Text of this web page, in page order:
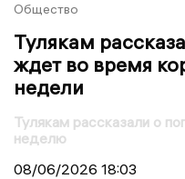
Общество
Тулякам
ждет во время
недели
Тулякам рассказали о
неделю
08/06/2026 18:03